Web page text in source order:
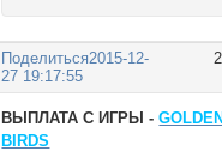
Поделиться2015-12-
27 19:17:55
ВЫПЛАТА С ИГРЫ -
BIRDS